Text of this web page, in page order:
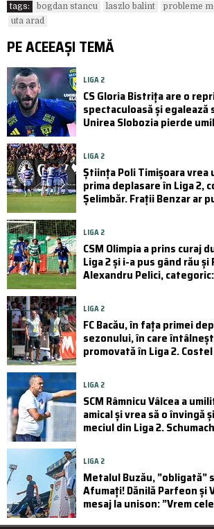
tags: bogdan stancu laszlo balint
probleme
uta arad
PE ACEEAȘI TEMĂ
LIGA 2
CS Gloria Bistrița are o
spectaculoasă și
Unirea Slobozia pierde
LIGA 2
Știința Poli Timișoara vrea
prima deplasare în Liga 2,
Șelimbăr. Frații Benzar ar
LIGA 2
CSM Olimpia a prins curaj
Liga 2 și i-a pus gând rău și
Alexandru Pelici, categoric:
LIGA 2
FC Bacău, în fața primei
sezonului, în care
promovată în Liga 2.
LIGA 2
SCM Râmnicu Vâlcea a
amical și vrea să o învingă
meciul din Liga 2.
LIGA 2
Metalul Buzău, ”obligată”
Afumați! Dănilă Parfeon și
mesaj la unison: ”Vrem